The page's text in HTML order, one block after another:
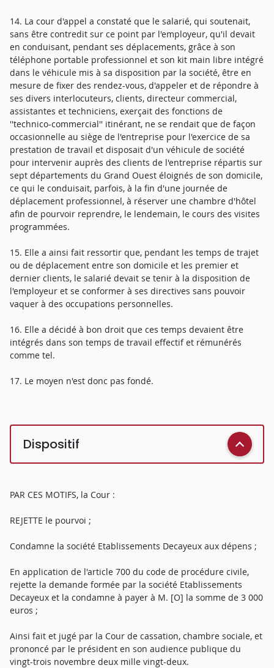
14. La cour d'appel a constaté que le salarié, qui soutenait,
sans être contredit sur ce point par l'employeur, qu'il devait
en conduisant, pendant ses déplacements, grâce à son
téléphone portable professionnel et son kit main libre intégré
dans le véhicule mis à sa disposition par la société, être en
mesure de fixer des rendez-vous, d'appeler et de répondre à
ses divers interlocuteurs, clients, directeur commercial,
assistantes et techniciens, exerçait des fonctions de
''technico-commercial'' itinérant, ne se rendait que de façon
occasionnelle au siège de l'entreprise pour l'exercice de sa
prestation de travail et disposait d'un véhicule de société
pour intervenir auprès des clients de l'entreprise répartis sur
sept départements du Grand Ouest éloignés de son domicile,
ce qui le conduisait, parfois, à la fin d'une journée de
déplacement professionnel, à réserver une chambre d'hôtel
afin de pourvoir reprendre, le lendemain, le cours des visites
programmées.
15. Elle a ainsi fait ressortir que, pendant les temps de trajet
ou de déplacement entre son domicile et les premier et
dernier clients, le salarié devait se tenir à la disposition de
l'employeur et se conformer à ses directives sans pouvoir
vaquer à des occupations personnelles.
16. Elle a décidé à bon droit que ces temps devaient être
intégrés dans son temps de travail effectif et rémunérés
comme tel.
17. Le moyen n'est donc pas fondé.
Dispositif
PAR CES MOTIFS, la Cour :
REJETTE le pourvoi ;
Condamne la société Etablissements Decayeux aux dépens ;
En application de l'article 700 du code de procédure civile,
rejette la demande formée par la société Etablissements
Decayeux et la condamne à payer à M. [O] la somme de 3 000
euros ;
Ainsi fait et jugé par la Cour de cassation, chambre sociale, et
prononcé par le président en son audience publique du
vingt-trois novembre deux mille vingt-deux.